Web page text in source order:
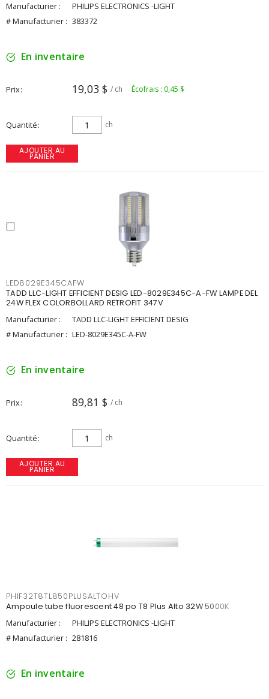
Manufacturier :
PHILIPS ELECTRONICS -LIGHT
# Manufacturier : 383372
En inventaire
Prix 19,03 $ / ch Écofrais : 0,45 $
Quantité ch
AJOUTER AU
PANIER
LED8029E345CAFW
TADD LLC-LIGHT EFFICIENT DESIG LED-8029E345C-A-FW LAMPE DEL
24W FLEX COLORBOLLARD RETROFIT 347V
Manufacturier :
TADD LLC-LIGHT EFFICIENT DESIG
# Manufacturier : LED-8029E345C-A-FW
En inventaire
Prix 89,81 $ / ch
Quantité ch
AJOUTER AU
PANIER
PHIF32T8TL850PLUSALTOHV
Ampoule tube fluorescent 48 po T8 Plus Alto 32W 5000K
Manufacturier :
PHILIPS ELECTRONICS -LIGHT
# Manufacturier : 281816
En inventaire